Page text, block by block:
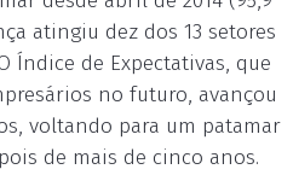
atingiu dez dos 13 setores
Índice de Expectativas, que
no futuro, avançou
voltando para um patamar
de mais de cinco anos.